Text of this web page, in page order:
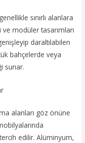
sınırlı alanlara
modüler tasarımları
daraltılabilen
bahçelerde veya
sunar.
alanları göz önüne
edilir. Alüminyum,